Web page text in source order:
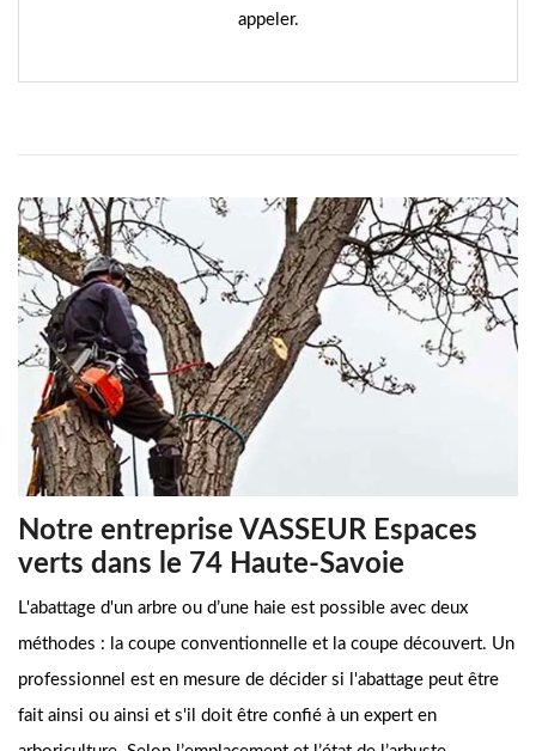
appeler.
Notre entreprise VASSEUR Espaces
verts dans le 74 Haute-Savoie
L'abattage d'un arbre ou d’une haie est possible avec deux
méthodes : la coupe conventionnelle et la coupe découvert. Un
professionnel est en mesure de décider si l'abattage peut être
fait ainsi ou ainsi et s'il doit être confié à un expert en